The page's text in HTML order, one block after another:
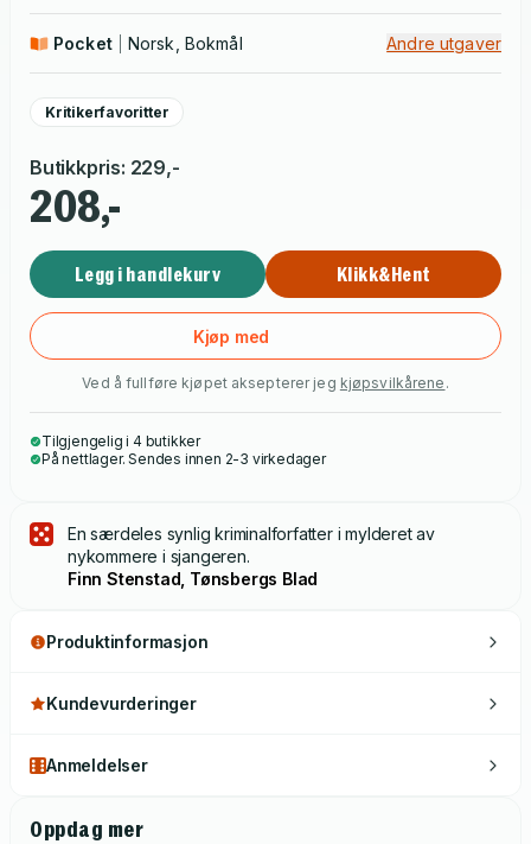
Pocket Norsk, Bokmål Andre utgaver
Kritikerfavoritter
Butikkpris: 229,-
208,-
Legg i handlekurv Klikk&Hent
Kjøp med
Ved å fullføre kjøpet aksepterer jeg kjøpsvilkårene .
Tilgjengelig i 4 butikker
På nettlager. Sendes innen 2-3 virkedager
En særdeles synlig kriminalforfatter i mylderet av
nykommere i sjangeren.
Finn Stenstad, Tønsbergs Blad
Produktinformasjon
Kundevurderinger
Anmeldelser
Oppdag mer